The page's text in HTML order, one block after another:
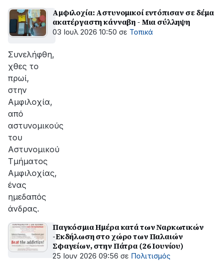
Αμφιλοχία: Αστυνομικοί εντόπισαν σε δέμα
ακατέργαστη κάνναβη - Μια σύλληψη
03 Ιουλ 2026 10:50 σε Τοπικά
Συνελήφθη,
χθες το
πρωί,
στην
Αμφιλοχία,
από
αστυνομικούς
του
Αστυνομικού
Τμήματος
Αμφιλοχίας,
ένας
ημεδαπός
άνδρας.
Παγκόσμια Ημέρα κατά των Ναρκωτικών
-Εκδήλωση στο χώρο των Παλαιών
Σφαγείων, στην Πάτρα (26 Ιουνίου)
25 Ιουν 2026 09:56 σε Πολιτισμός